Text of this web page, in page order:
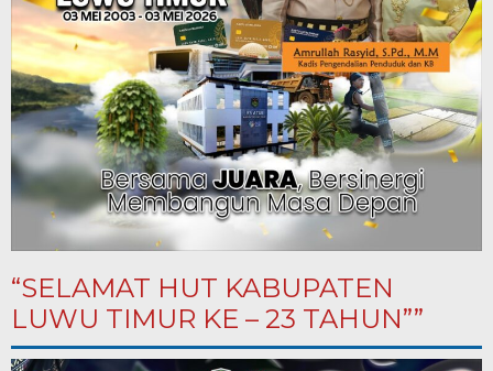
“SELAMAT HUT KABUPATEN
LUWU TIMUR KE – 23 TAHUN””